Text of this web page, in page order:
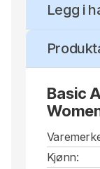
Legg i
Basic
Kjønn: